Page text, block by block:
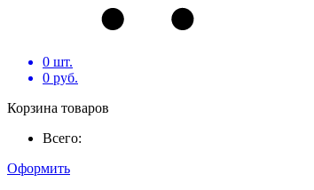
0 шт.
0 руб.
Корзина товаров
Всего:
Оформить